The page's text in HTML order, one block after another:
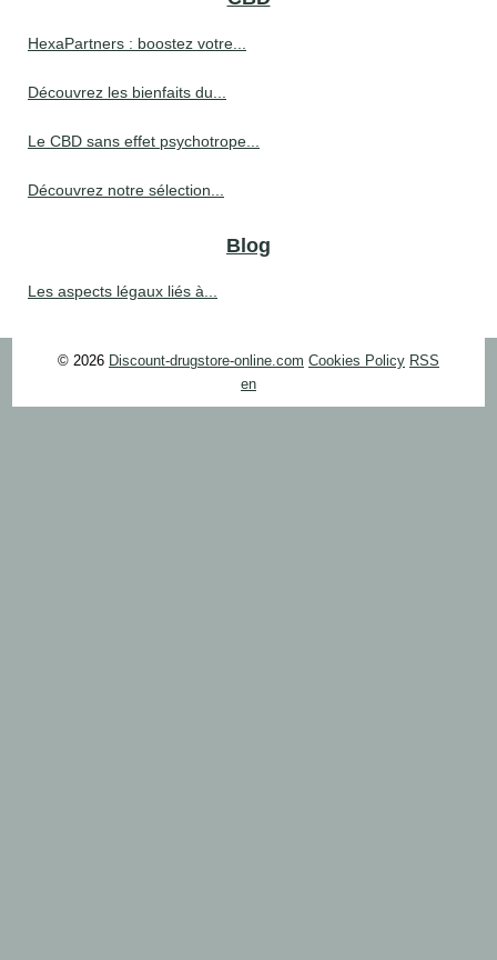
HexaPartners : boostez votre...
Découvrez les bienfaits du...
Le CBD sans effet psychotrope...
Découvrez notre sélection...
Blog
Les aspects légaux liés à...
© 2026 Discount-drugstore-online.com Cookies Policy RSS
en